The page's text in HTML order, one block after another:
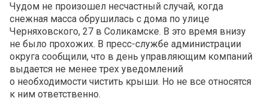
Чудом не произошел несчастный случай, когда
снежная масса обрушилась с дома по улице
Черняховского, 27 в Соликамске. В это время внизу
не было прохожих. В пресс-службе администрации
округа сообщили, что в день управляющим компаний
выдается не менее трех уведомлений
о необходимости чистить крыши. Но не все относятся
к ним ответственно.